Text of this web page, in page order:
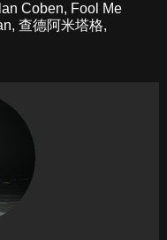
Coben, Fool Me
, 查德阿米塔格,